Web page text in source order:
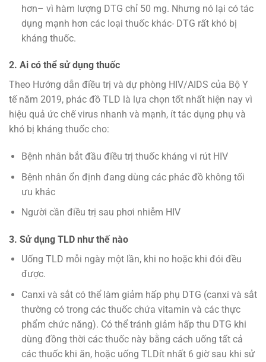
hơn– vì hàm lượng DTG chỉ 50 mg. Nhưng nó lại có tác
dụng mạnh hơn các loại thuốc khác- DTG rất khó bị
kháng thuốc.
2. Ai có thể sử dụng thuốc
Theo Hướng dẫn điều trị và dự phòng HIV/AIDS của Bộ Y
tế năm 2019, phác đồ TLD là lựa chọn tốt nhất hiện nay vì
hiệu quả ức chế virus nhanh và mạnh, ít tác dụng phụ và
khó bị kháng thuốc cho:
Bệnh nhân bắt đầu điều trị thuốc kháng vi rút HIV
Bệnh nhân ổn định đang dùng các phác đồ không tối
ưu khác
Người cần điều trị sau phơi nhiễm HIV
3. Sử dụng TLD như thế nào
Uống TLD mỗi ngày một lần, khi no hoặc khi đói đều
được.
Canxi và sắt có thể làm giảm hấp phụ DTG (canxi và sắt
thường có trong các thuốc chứa vitamin và các thực
phẩm chức năng). Có thể tránh giảm hấp thu DTG khi
dùng đồng thời các thuốc này bằng cách uống tất cả
các thuốc khi ăn, hoặc uống TLDít nhất 6 giờ sau khi sử